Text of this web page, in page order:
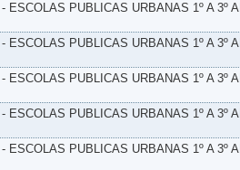
- ESCOLAS PUBLICAS URBANAS 1º A 3º
- ESCOLAS PUBLICAS URBANAS 1º A 3º
- ESCOLAS PUBLICAS URBANAS 1º A 3º
- ESCOLAS PUBLICAS URBANAS 1º A 3º
- ESCOLAS PUBLICAS URBANAS 1º A 3º